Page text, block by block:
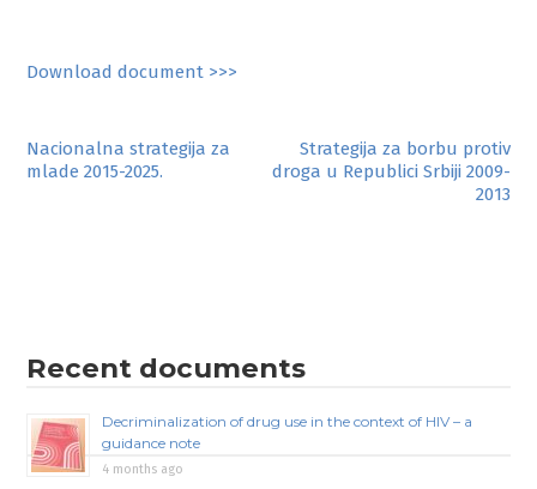
Download document >>>
Post
navigation
Nacionalna strategija za
mlade 2015-2025.
Strategija za borbu protiv
droga u Republici Srbiji 2009-
2013
Recent documents
Decriminalization of drug use in the context of HIV – a
guidance note
4 months ago